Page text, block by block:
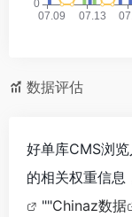
数据评估
好单库CMS浏
的相关权重信息
""Chinaz数据